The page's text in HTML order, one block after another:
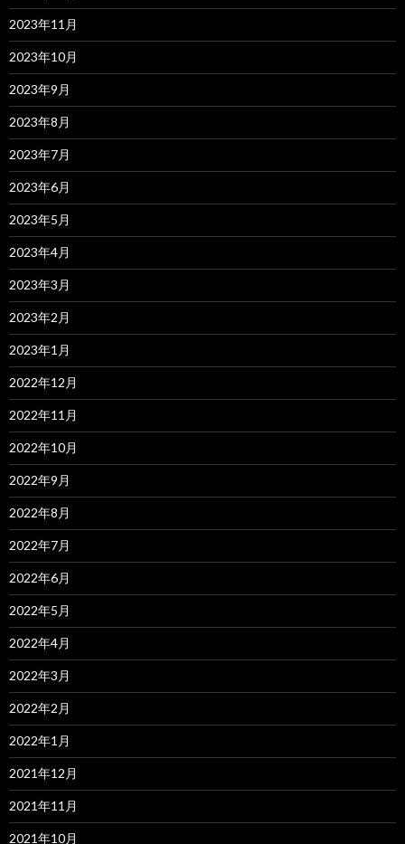
2023年11月
2023年10月
2023年9月
2023年8月
2023年7月
2023年6月
2023年5月
2023年4月
2023年3月
2023年2月
2023年1月
2022年12月
2022年11月
2022年10月
2022年9月
2022年8月
2022年7月
2022年6月
2022年5月
2022年4月
2022年3月
2022年2月
2022年1月
2021年12月
2021年11月
2021年10月